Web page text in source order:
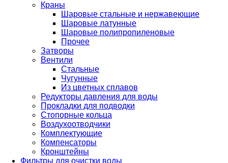
Краны
Шаровые стальные и нержавеющие
Шаровые латунные
Шаровые полипропиленовые
Прочее
Затворы
Вентили
Стальные
Чугунные
Из цветных сплавов
Редукторы давления для воды
Прокладки для подводки
Стопорные кольца
Воздухоотводчики
Комплектующие
Компенсаторы
Кронштейны
Фильтры для очистки воды